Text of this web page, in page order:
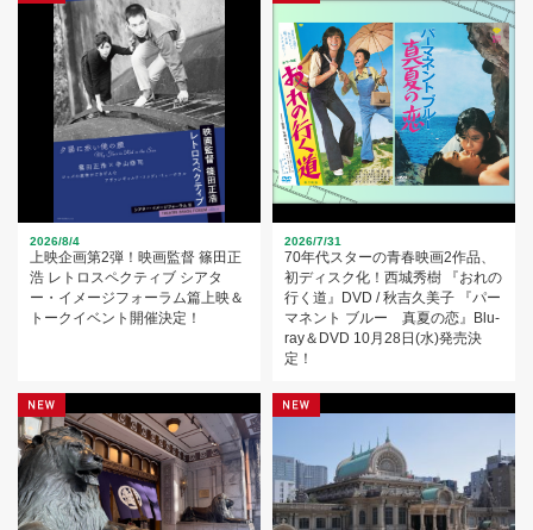
2026/8/4
上映企画第2弾！映画監督 篠田正
浩 レトロスペクティブ シアタ
ー・イメージフォーラム篇上映＆
トークイベント開催決定！
2026/7/31
70年代スターの青春映画2作品、
初ディスク化！西城秀樹 『おれの
行く道』DVD / 秋吉久美子 『パー
マネント ブルー 真夏の恋』Blu-
ray＆DVD 10月28日(水)発売決
定！